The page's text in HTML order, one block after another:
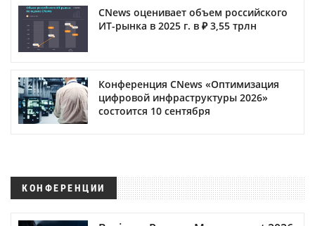
CNews оценивает объем российского
ИТ-рынка в 2025 г. в ₽ 3,55 трлн
Конференция CNews «Оптимизация
цифровой инфраструктуры 2026»
состоится 10 сентября
КОНФЕРЕНЦИИ